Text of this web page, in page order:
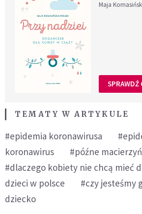
Maja
SPRAWDŹ
TEMATY W ARTYKULE
#epidemia koronawirusa
koronawirus
#późne
#dlaczego kobiety nie chcą mieć
dzieci w polsce
#czy jesteśmy
dziecko